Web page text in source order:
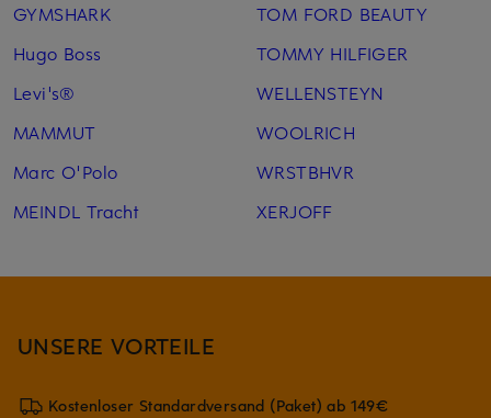
GYMSHARK
Hugo Boss
Levi's®
MAMMUT
Marc O'Polo
MEINDL Tracht
TOM FORD BEAUTY
TOMMY HILFIGER
WELLENSTEYN
WOOLRICH
WRSTBHVR
XERJOFF
UNSERE VORTEILE
Kostenloser Standardversand (Paket) ab 149€